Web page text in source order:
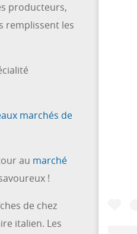
producteurs,
remplissent les
marchés de
au marché
!
de chez
italien. Les